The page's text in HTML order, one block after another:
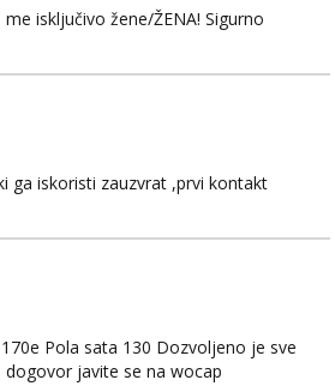
isključivo žene/ŽENA! Sigurno
ga iskoristi zauzvrat ,prvi kontakt
Pola sata 130 Dozvoljeno je sve
javite se na wocap